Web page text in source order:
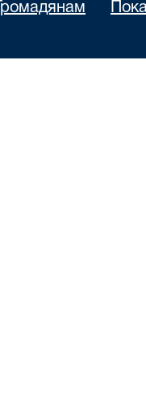
Громадянам